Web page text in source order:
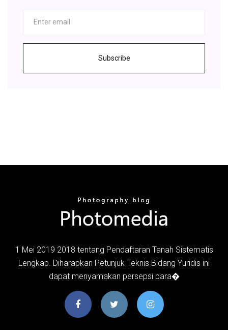
Subscribe
1 Mei 2019 2018 tentang Pendaftaran Tanah Sistematis
Lengkap. Diharapkan Petunjuk Teknis Bidang Yuridis ini
dapat menyamakan persepsi para�